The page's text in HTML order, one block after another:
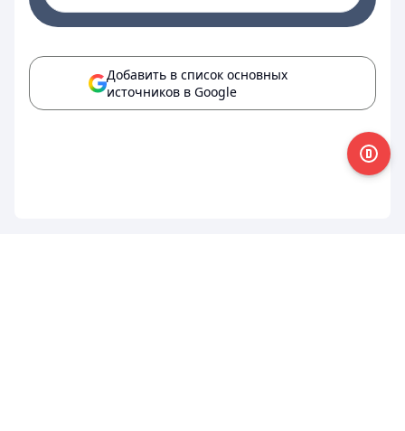
Добавить в список основных
источников в Google